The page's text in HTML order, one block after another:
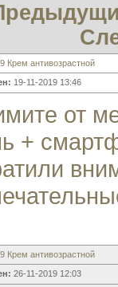
Крем антивозрастной
19-11-2019 13:46
от
+
Крем антивозрастной
26-11-2019 12:03